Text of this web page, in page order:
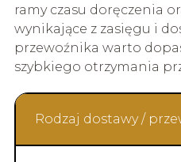
ramy czasu doręczenia
wynikające z zasięgu i
przewoźnika warto
szybkiego otrzymania
Rodzaj dostawy /